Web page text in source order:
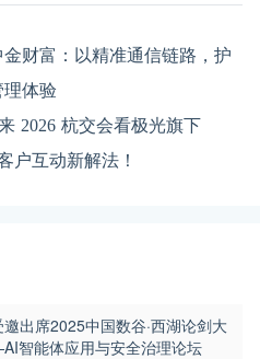
财富：以精准通信链路，护
体验
2026 杭交会看极光旗下
户互动新解法！
出席2025中国数谷·西湖论剑大
智能体应用与安全治理论坛